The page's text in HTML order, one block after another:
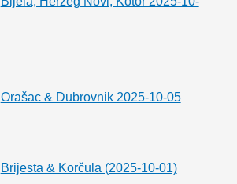
Orašac & Dubrovnik 2025-10-05
Brijesta & Korčula (2025-10-01)